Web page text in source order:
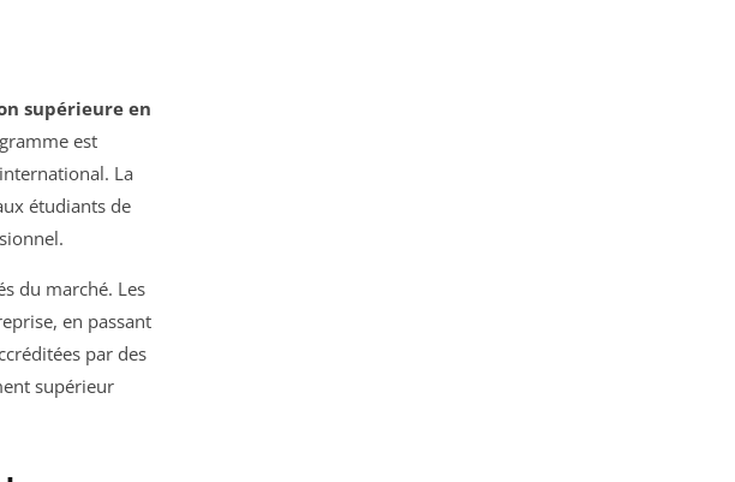
supérieure en
est
La
étudiants de
du marché. Les
en passant
par des
supérieur